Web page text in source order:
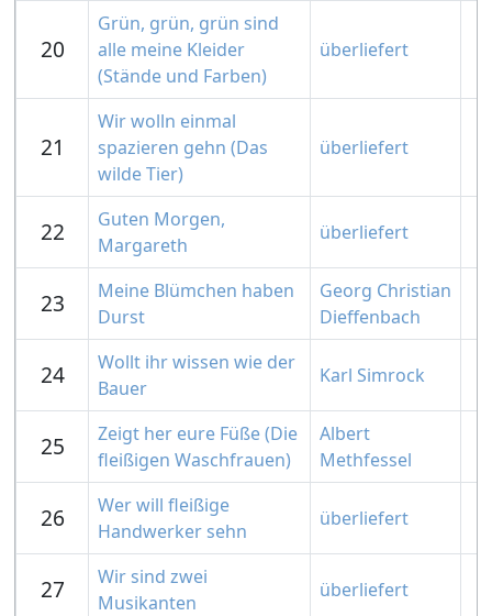
20
Grün, grün, grün sind
alle meine Kleider
(Stände und Farben)
überliefert
21
Wir wolln einmal
spazieren gehn (Das
wilde Tier)
überliefert
22
Guten Morgen,
Margareth
überliefert
23
Meine Blümchen haben
Durst
Georg Christian
Dieffenbach
24
Wollt ihr wissen wie der
Bauer
Karl Simrock
25
Zeigt her eure Füße (Die
fleißigen Waschfrauen)
Albert
Methfessel
26
Wer will fleißige
Handwerker sehn
überliefert
27
Wir sind zwei
Musikanten
überliefert